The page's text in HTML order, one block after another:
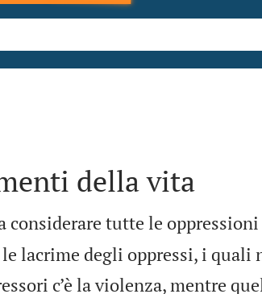
della vita
considerare tutte le
lacrime degli oppressi, i
c’è la violenza, mentre